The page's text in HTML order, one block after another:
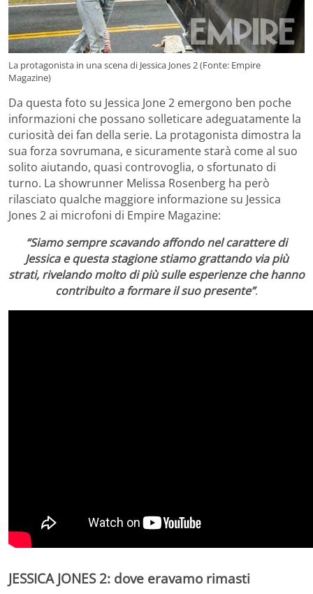
La protagonista in una scena di Jessica Jones 2 (Fonte: Empire
Magazine)
Da questa foto su Jessica Jone 2 emergono ben poche
informazioni che possano solleticare adeguatamente la
curiosità dei fan della serie. La protagonista dimostra la
sua forza sovrumana, e sicuramente starà come al suo
solito aiutando, quasi controvoglia, o sfortunato di
turno. La showrunner Melissa Rosenberg ha però
rilasciato qualche maggiore informazione su Jessica
Jones 2 ai microfoni di Empire Magazine:
“Siamo sempre scavando affondo nel carattere di
Jessica e questa stagione stiamo grattando via più
strati, rivelando molto di più sulle esperienze che hanno
contribuito a formare il suo presente”.
JESSICA JONES 2: dove eravamo rimasti